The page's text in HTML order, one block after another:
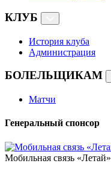
КЛУБ
История клуба
Администрация
БОЛЕЛЬЩИКАМ
Матчи
Генеральный спонсор
Мобильная связь «Летай»